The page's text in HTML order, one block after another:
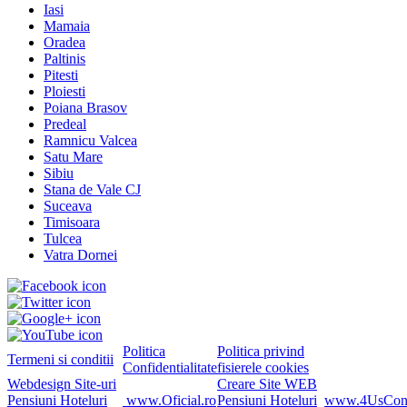
Iasi
Mamaia
Oradea
Paltinis
Pitesti
Ploiesti
Poiana Brasov
Predeal
Ramnicu Valcea
Satu Mare
Sibiu
Stana de Vale CJ
Suceava
Timisoara
Tulcea
Vatra Dornei
Termeni si conditii
Politica
Confidentialitate
Politica privind
fisierele cookies
Webdesign Site-uri
Pensiuni Hoteluri
www.Oficial.ro
Creare Site WEB
Pensiuni Hoteluri